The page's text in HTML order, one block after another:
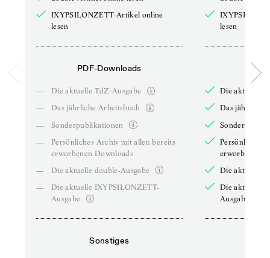
IXYPSILONZETT-Artikel online
lesen
PDF-Downloads
—
Die aktuelle TdZ-Ausgabe
—
Das jährliche Arbeitsbuch
—
Sonderpublikationen
—
Persönliches Archiv mit allen bereits
erworbenen Downloads
—
Die aktuelle double-Ausgabe
—
Die aktuelle IXYPSILONZETT-
Ausgabe
Sonstiges
lesen
Die aktuelle
Das jährliche
Persönliches
erworbenen
Die aktuelle
Die aktuelle
Ausgabe